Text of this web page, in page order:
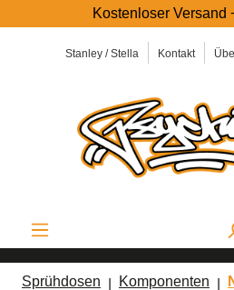
Stanley / Stella Kontakt
Kostenloser Versand +
Sprühdosen Komponenten